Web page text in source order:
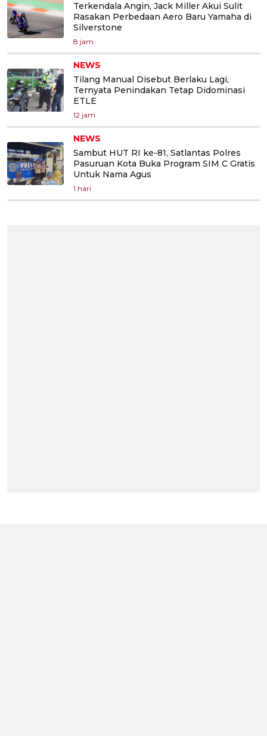
Terkendala Angin, Jack Miller Akui Sulit
Rasakan Perbedaan Aero Baru Yamaha di
Silverstone
8 jam
NEWS
Tilang Manual Disebut Berlaku Lagi,
Ternyata Penindakan Tetap Didominasi
ETLE
12 jam
NEWS
Sambut HUT RI ke-81, Satlantas Polres
Pasuruan Kota Buka Program SIM C Gratis
Untuk Nama Agus
1 hari